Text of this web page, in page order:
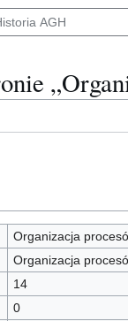
Organizacja
Organizacja
14
0